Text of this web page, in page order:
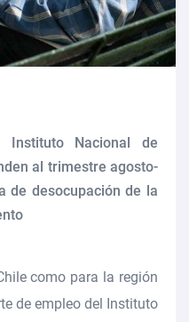
Nacional de
al trimestre agosto-
de desocupación de la
como para la región
de empleo del Instituto